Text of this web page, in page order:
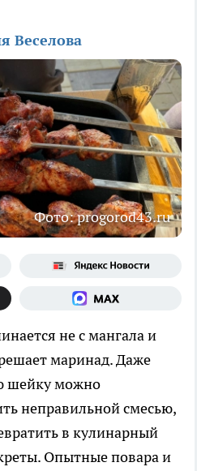
Веселова
Фото: progorod43.ru
не с мангала и
маринад. Даже
шейку можно
неправильной смесью,
в кулинарный
Опытные повара и